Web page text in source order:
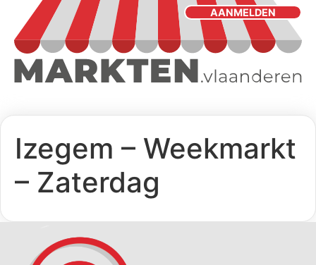
AANMELDEN
Izegem – Weekmarkt
– Zaterdag